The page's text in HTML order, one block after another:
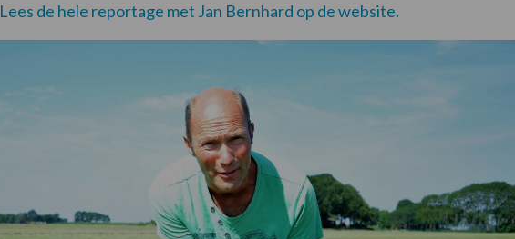
Lees de hele reportage met Jan Bernhard op de website.